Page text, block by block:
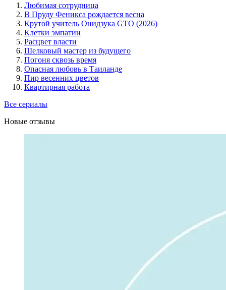
Любимая сотрудница
В Пруду Феникса рождается весна
Крутой учитель Онидзука GTO (2026)
Клетки эмпатии
Расцвет власти
Шелковый мастер из будущего
Погоня сквозь время
Опасная любовь в Таиланде
Пир весенних цветов
Квартирная работа
Все сериалы
Новые отзывы